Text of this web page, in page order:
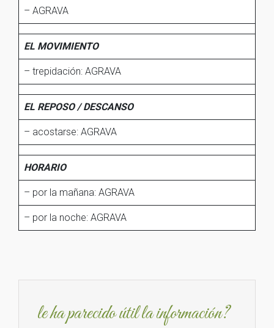
– AGRAVA
EL MOVIMIENTO
– trepidación: AGRAVA
EL REPOSO / DESCANSO
– acostarse: AGRAVA
HORARIO
– por la mañana: AGRAVA
– por la noche: AGRAVA
le ha parecido útil la información?